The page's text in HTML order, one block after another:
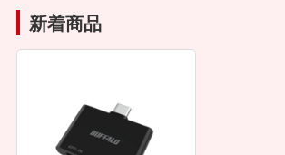
新着商品